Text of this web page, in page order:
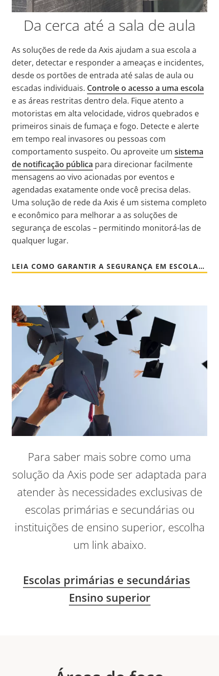
Da cerca até a sala de aula
As soluções de rede da Axis ajudam a sua escola a
deter, detectar e responder a ameaças e incidentes,
desde os portões de entrada até salas de aula ou
escadas individuais. Controle o acesso a uma escola
e as áreas restritas dentro dela. Fique atento a
motoristas em alta velocidade, vidros quebrados e
primeiros sinais de fumaça e fogo. Detecte e alerte
em tempo real invasores ou pessoas com
comportamento suspeito. Ou aproveite um sistema
de notificação pública para direcionar facilmente
mensagens ao vivo acionadas por eventos e
agendadas exatamente onde você precisa delas.
Uma solução de rede da Axis é um sistema completo
e econômico para melhorar a as soluções de
segurança de escolas – permitindo monitorá-las de
qualquer lugar.
LEIA COMO GARANTIR A SEGURANÇA EM ESCOLAS [EN]
Para saber mais sobre como uma
solução da Axis pode ser adaptada para
atender às necessidades exclusivas de
escolas primárias e secundárias ou
instituições de ensino superior, escolha
um link abaixo.
Escolas primárias e secundárias
Ensino superior